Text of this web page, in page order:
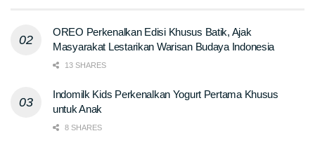
OREO Perkenalkan Edisi Khusus Batik, Ajak
Masyarakat Lestarikan Warisan Budaya Indonesia
13 SHARES
Indomilk Kids Perkenalkan Yogurt Pertama Khusus
untuk Anak
8 SHARES